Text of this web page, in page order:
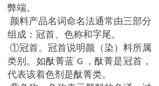
弊端。
颜料产品名词命名法通常由三部分
组成：冠首、色称和字尾。
①冠首。冠首说明颜（染）料所属
类别。如酞菁蓝 G
，酞菁是冠首，
代表该着色剂是酞菁类。